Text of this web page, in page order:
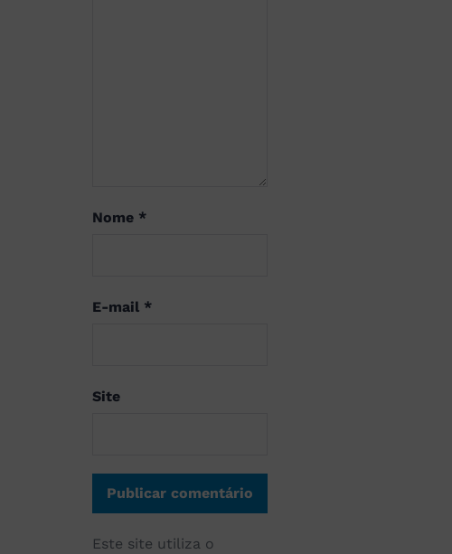
Nome *
E-mail *
Site
Este site utiliza o